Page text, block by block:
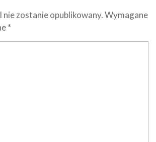
nie zostanie opublikowany.Wymagane
*